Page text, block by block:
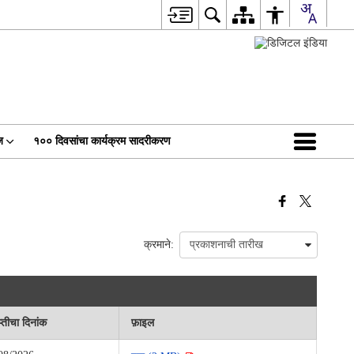
१०० दिवसांचा कार्यक्रम सादरीकरण
क्रमाने:
दिनांक फ़ाइल